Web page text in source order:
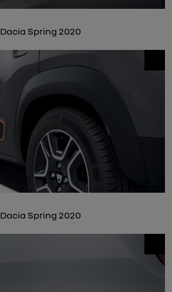
Dacia Spring 2020
Dacia Spring 2020